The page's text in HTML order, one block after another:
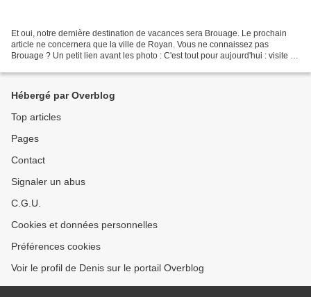
Et oui, notre dernière destination de vacances sera Brouage. Le prochain
article ne concernera que la ville de Royan. Vous ne connaissez pas
Brouage ? Un petit lien avant les photo : C'est tout pour aujourd'hui : visite de
Hébergé par Overblog
Top articles
Pages
Contact
Signaler un abus
C.G.U.
Cookies et données personnelles
Préférences cookies
Voir le profil de Denis sur le portail Overblog